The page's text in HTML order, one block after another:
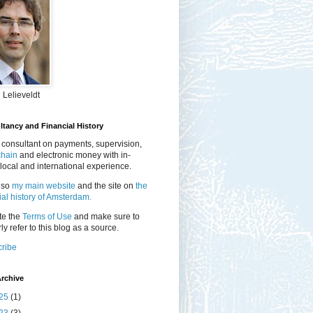
Lelieveldt
and Financial History
consultant on payments, supervision,
and electronic money with in-
and international experience.
my main website and the site on the
history of Amsterdam.
the Terms of Use and make sure to
refer to this blog as a source.
(1)